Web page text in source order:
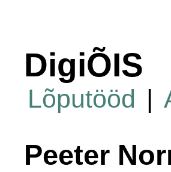
DigiÕIS
Lõputööd |
Peeter